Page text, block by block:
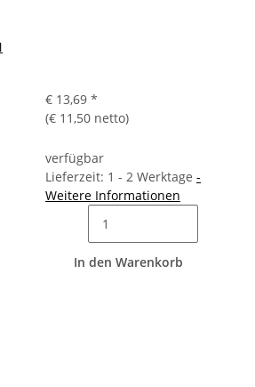
€ 13,69 *
(€ 11,50 netto)
verfügbar
Lieferzeit: 1 - 2 Werktage -
Weitere Informationen
In den Warenkorb